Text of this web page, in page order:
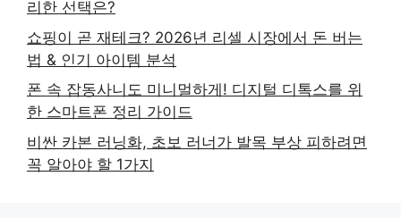
리한 선택은?
쇼핑이 곧 재테크? 2026년 리셀 시장에서 돈 버는
법 & 인기 아이템 분석
폰 속 잡동사니도 미니멀하게! 디지털 디톡스를 위
한 스마트폰 정리 가이드
비싼 카본 러닝화, 초보 러너가 발목 부상 피하려면
꼭 알아야 할 1가지